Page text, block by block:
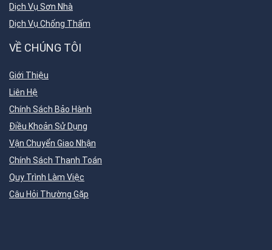
Dịch Vụ Sơn Nhà
Dịch Vụ Chống Thấm
VỀ CHÚNG TÔI
Giới Thiệu
Liên Hệ
Chính Sách Bảo Hành
Điều Khoản Sử Dụng
Vận Chuyển Giao Nhận
Chính Sách Thanh Toán
Quy Trình Làm Việc
Câu Hỏi Thường Gặp